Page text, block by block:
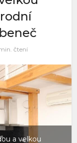
čtení
a velkou